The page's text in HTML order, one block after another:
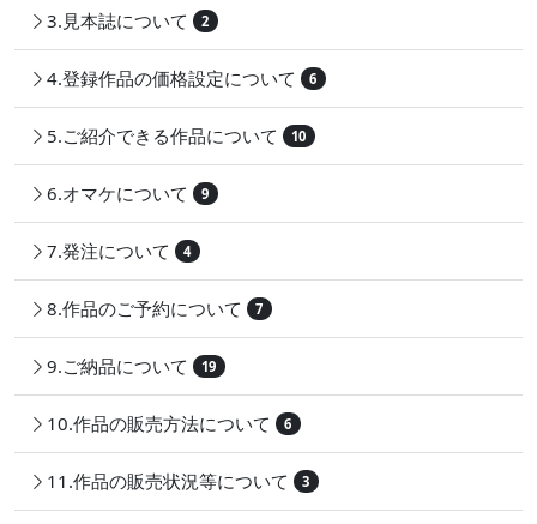
3.見本誌について 2
4.登録作品の価格設定について 6
5.ご紹介できる作品について 10
6.オマケについて 9
7.発注について 4
8.作品のご予約について 7
9.ご納品について 19
10.作品の販売方法について 6
11.作品の販売状況等について 3